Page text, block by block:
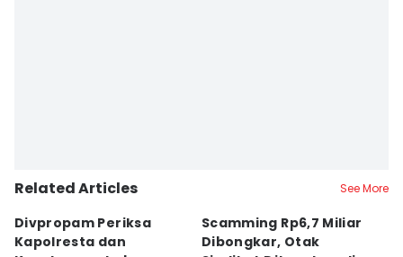
Related Articles See More
Divpropam Periksa
Kapolresta dan
Scamming Rp6,7 Miliar
Dibongkar, Otak